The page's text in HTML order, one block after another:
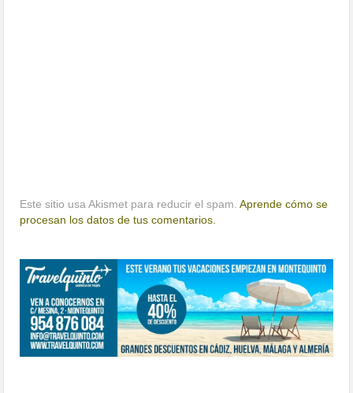
Este sitio usa Akismet para reducir el spam.Aprende cómo se
procesan los datos de tus comentarios.